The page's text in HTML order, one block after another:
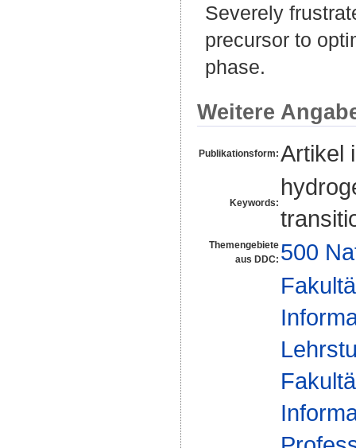
Severely
precursor to
phase.
Weitere
Publikationsform: Artikel
Keywords:
Themengebiete
aus DDC: 500